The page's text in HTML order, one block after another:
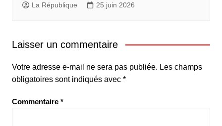
La République 25 juin 2026
Laisser un commentaire
Votre adresse e-mail ne sera pas publiée. Les champs
obligatoires sont indiqués avec *
Commentaire *